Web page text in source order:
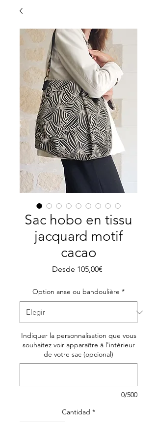
Sac hobo en tissu
jacquard motif
cacao
Desde 105,00€
oferta
Option anse ou bandoulière *
Indiquer la personnalisation que vous
souhaitez voir apparaître à l'intérieur
de votre sac (opcional)
0/500
Cantidad *